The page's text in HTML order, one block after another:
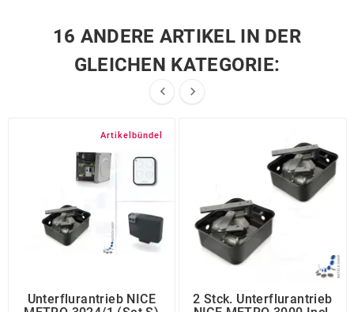
16 ANDERE ARTIKEL IN DER
GLEICHEN KATEGORIE:
 
Artikelbündel
Unterflurantrieb NICE
2 Stck. Unterflurantrieb